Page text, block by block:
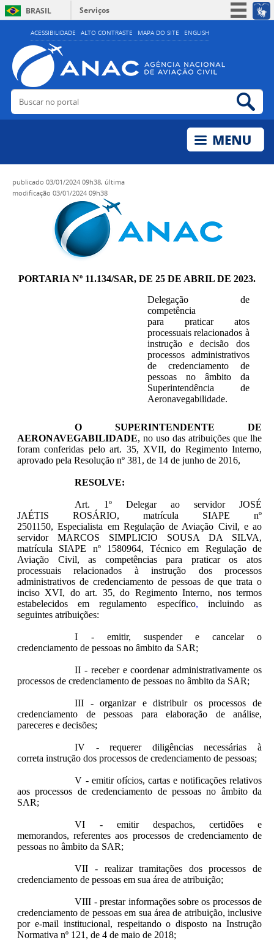
ACESSIBILIDADE ALTO CONTRASTE MAPA DO SITE ENGLISH
BRASIL
Serviços
Simplifique!
Acesso à informação
Legislação
Buscar no portal
publicado 03/01/2024 09h38, última
modificação 03/01/2024 09h38
PORTARIA Nº 11.134/SAR, DE 25 DE ABRIL DE 2023.
Delegação de
competência
para praticar atos
processuais relacionados à
instrução e decisão dos
processos administrativos
de credenciamento de
pessoasno âmbito da
Superintendência de
Aeronavegabilidade.
O SUPERINTENDENTE DE
AERONAVEGABILIDADE, no uso das atribuições que lhe
foram conferidas pelo art. 35, XVII, do Regimento Interno,
aprovado pela Resolução nº 381, de 14 de junho de 2016,
RESOLVE:
Art. 1º Delegar ao servidor JOSÉ
JAÉTIS ROSÁRIO, matrícula SIAPE nº
2501150,Especialista em Regulação de Aviação Civil, e ao
servidor MARCOS SIMPLICIO SOUSA DA SILVA,
matrícula SIAPE nº 1580964, Técnico em Regulação de
Aviação Civil,as competências para praticar os atos
processuais relacionados à instrução dos processos
administrativos de credenciamento de pessoas de que trata o
inciso XVI, do art. 35, do Regimento Interno, nos termos
estabelecidos em regulamento específico,
incluindo as
seguintes atribuições:
I - emitir, suspender e cancelar o
credenciamento de pessoas no âmbito da SAR;
II - receber e coordenar administrativamente os
processos de credenciamento de pessoas no âmbito da SAR;
III - organizar e distribuir os processos de
credenciamento de pessoas para elaboração de análise,
pareceres e decisões;
IV - requerer diligências necessárias à
correta instrução dos processos de credenciamento de pessoas;
V - emitir ofícios, cartas e notificações relativos
aos processos de credenciamento de pessoas no âmbito da
SAR;
VI - emitir despachos, certidões e
memorandos, referentes aos processos de credenciamento de
pessoas no âmbito da SAR;
VII - realizar tramitações dos processos de
credenciamento de pessoas em sua área de atribuição;
VIII - prestar informações sobre os processos de
credenciamento de pessoas em sua área de atribuição, inclusive
por e-mail institucional, respeitando o disposto na Instrução
Normativa nº 121, de 4 de maio de 2018;